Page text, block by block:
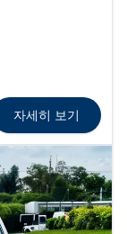
자세히 보기